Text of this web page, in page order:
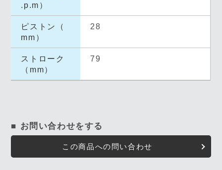
.p.m）
ピストン（
mm）
28
ストローク
（mm）
79
■ お問い合わせをする
この商品への問い合わせ